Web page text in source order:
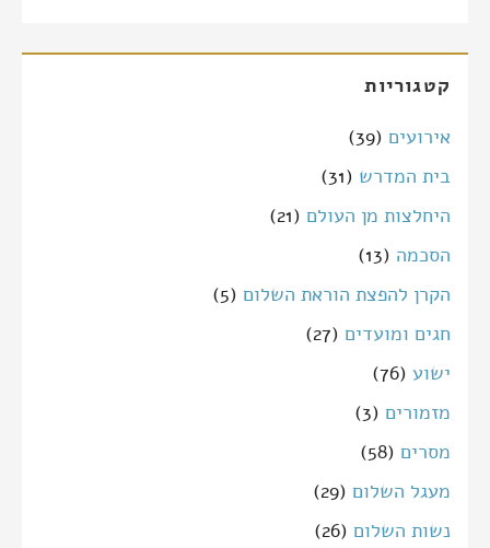
קטגוריות
אירועים (39)
בית המדרש (31)
היחלצות מן העולם (21)
הסכמה (13)
הקרן להפצת הוראת השלום (5)
חגים ומועדים (27)
ישוע (76)
מזמורים (3)
מסרים (58)
מעגל השלום (29)
נשות השלום (26)